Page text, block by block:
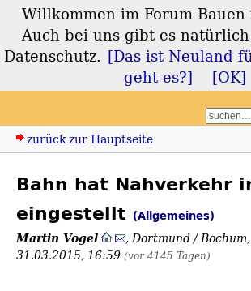
Forum Bauen
Umwelt
zurück zur Hauptseite
Bahn hat Nahverkehr
eingestellt (Allgemeines)
Martin Vogel ,Dortmund / Bochum,
31.03.2015, 16:59 (vor 4145 Tagen)
Willkommen im Forum
Auch bei uns gibt es
Datenschutz. [Das ist Neuland
geht es?]
[OK]